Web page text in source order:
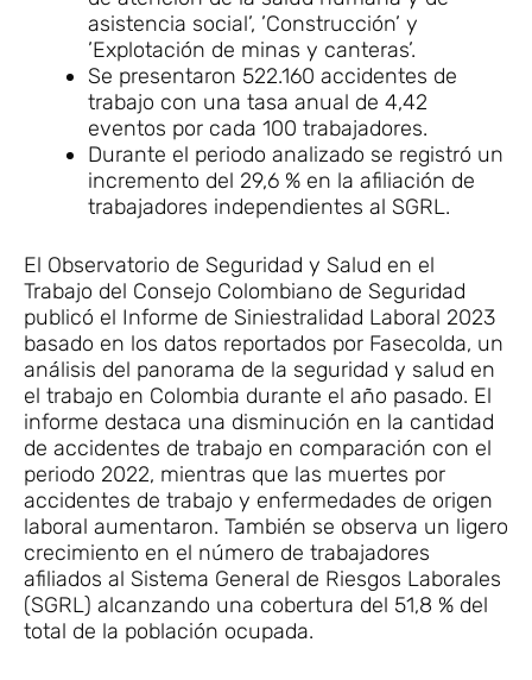
asistencia social’, ’Construcción’ y
’Explotación de minas y canteras’.
Se presentaron 522.160 accidentes de
trabajo con una tasa anual de 4,42
eventos por cada 100 trabajadores.
Durante el periodo analizado se registró un
incremento del 29,6 % en la afiliación de
trabajadores independientes al SGRL.
El Observatorio de Seguridad y Salud en el
Trabajo del Consejo Colombiano de Seguridad
publicó el Informe de Siniestralidad Laboral 2023
basado en los datos reportados por Fasecolda, un
análisis del panorama de la seguridad y salud en
el trabajo en Colombia durante el año pasado. El
informe destaca una disminución en la cantidad
de accidentes de trabajo en comparación con el
periodo 2022, mientras que las muertes por
accidentes de trabajo y enfermedades de origen
laboral aumentaron. También se observa un ligero
crecimiento en el número de trabajadores
afiliados al Sistema General de Riesgos Laborales
(SGRL) alcanzando una cobertura del 51,8 % del
total de la población ocupada.